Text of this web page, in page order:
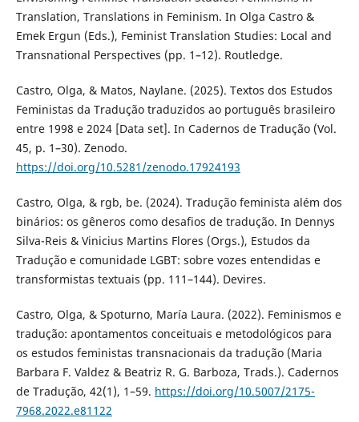
Translation, Translations in Feminism. In Olga Castro &
Emek Ergun (Eds.), Feminist Translation Studies: Local and
Transnational Perspectives (pp. 1–12). Routledge.
Castro, Olga, & Matos, Naylane. (2025). Textos dos Estudos
Feministas da Tradução traduzidos ao português brasileiro
entre 1998 e 2024 [Data set]. In Cadernos de Tradução (Vol.
45, p. 1–30). Zenodo.
https://doi.org/10.5281/zenodo.17924193
Castro, Olga, & rgb, be. (2024). Tradução feminista além dos
binários: os gêneros como desafios de tradução. In Dennys
Silva-Reis & Vinicius Martins Flores (Orgs.), Estudos da
Tradução e comunidade LGBT: sobre vozes entendidas e
transformistas textuais (pp. 111–144). Devires.
Castro, Olga, & Spoturno, María Laura. (2022). Feminismos e
tradução: apontamentos conceituais e metodológicos para
os estudos feministas transnacionais da tradução (Maria
Barbara F. Valdez & Beatriz R. G. Barboza, Trads.). Cadernos
de Tradução, 42(1), 1–59. https://doi.org/10.5007/2175-
7968.2022.e81122